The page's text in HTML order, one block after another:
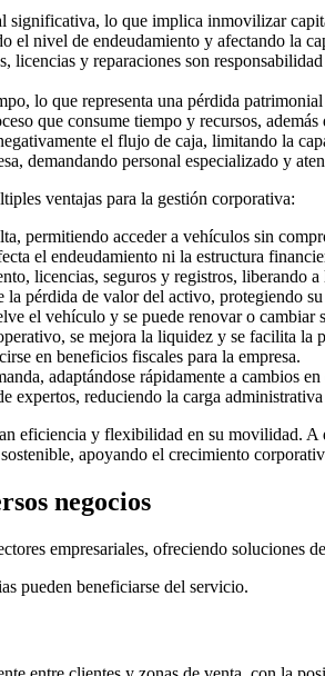
lo que implica inmovilizar
el nivel de endeudamiento y afectando la
licencias y reparaciones son
lo que representa una pérdida
que consume tiempo y recursos,
el flujo de caja, limitando la
demandando personal especializado y
ventajas para la gestión corporativa:
permitiendo acceder a vehículos sin
el endeudamiento ni la estructura
licencias, seguros y registros, liberando
pérdida de valor del activo, protegiendo
el vehículo y se puede renovar o cambiar
se mejora la liquidez y se facilita la
en beneficios fiscales para la empresa.
adaptándose rápidamente a cambios
expertos, reduciendo la carga
eficiencia y flexibilidad en su movilidad.
apoyando el crecimiento
negocios
empresariales, ofreciendo
pueden beneficiarse del servicio.